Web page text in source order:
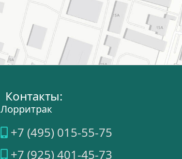
Контакты:
Лорритрак
+7 (495) 015-55-75
+7 (925) 401-45-73